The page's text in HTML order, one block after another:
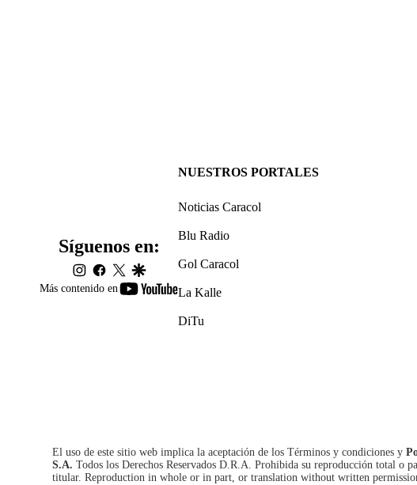
Más contenido en
youtube-
Síguenos en:
instagram
facebook
twittergoogle
NUESTROS PORTALES
Noticias Caracol
Blu Radio
Gol Caracol
La Kalle
DiTu
El uso de este sitio web implica la aceptación de los Términos y condiciones y
S.A. Todos los Derechos Reservados D.R.A. Prohibida su reproducción total o
titular. Reproduction in whole or in part, or translation without written